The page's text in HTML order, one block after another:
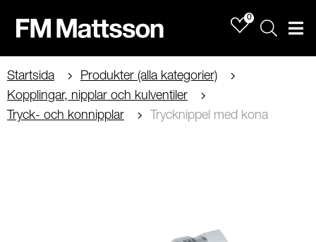
0
Sök
Startsida
Produkter (alla kategorier)
Kopplingar, nipplar och kulventiler
Tryck- och konnipplar
Trycknippel med kona